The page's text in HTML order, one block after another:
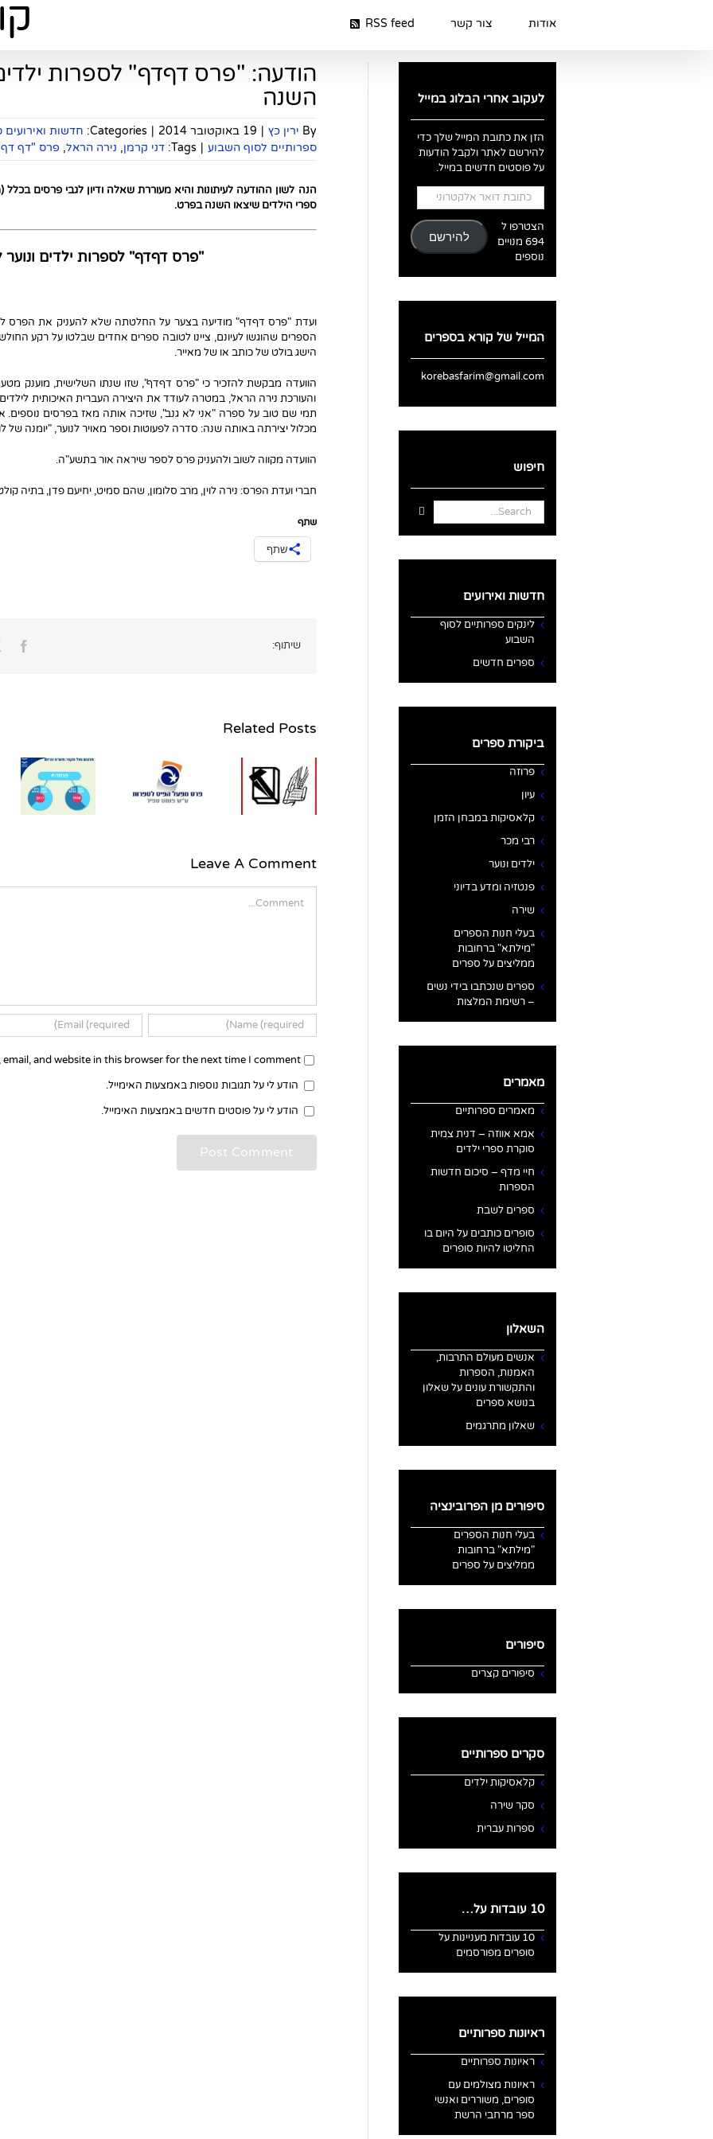
אודות צור קשר RSS feed
הודעה: "פרס דףדף" לספרות ילדים
השנה
By ירין כץ | 19 באוקטובר 2014 |
Categories: חדשות
ספרותיים לסוף השבוע |
Tags: דני קרמן, נירה הראל, פרס "דף
הנה לשון ההודעה לעיתונות והיא מעוררת שאלה ודיון לגבי פרסים
ספרי הילדים שיצאו השנה בפרט.
"פרס דףדף" לספרות ילדים ונוער
הספרים שהוגשו לעיונם, ציינו לטובה ספרים אחדים שבלטו על רקע
הישג בולט של כותב או של מאייר.
הוועדה מבקשת להזכיר כי "פרס דףדף", שזו שנתו השלישית, מוענק
והעורכת נירה הראל, במטרה לעודד את היצירה העברית האיכותית
תמי שם טוב על ספרה "אני לא גנב", שזיכה אותה מאז בפרסים נוספים.
מכלול יצירתה באותה שנה: סדרה לפעוטות וספר מאויר לנוער, "יומנה של
הוועדה מקווה לשוב ולהעניק פרס לספר שיראה אור בתשע"ה.
חברי ועדת הפרס: נירה לוין, מרב סלומון, שהם סמיט, יחיעם פדן, בתיה
שתף
שתף
שיתוף:
Related Postsנגה אלבלך
למנכ"לית
הקיבוץ
פרופ' עוזי
שביט
נבחרה
הרשימה
הארוכה של
Leave A Comment
email, and website in this browser for the next time I comment.
הודע לי על תגובות נוספות באמצעות האימייל.
הודע לי על פוסטים חדשים באמצעות האימייל.
לעקוב אחרי הבלוג במייל
הזן את כתובת המייל שלך כדי
להירשם לאתר ולקבל הודעות
על פוסטים חדשים במייל.
כתובת
דואר
אלקטרוני
להירשם
הצטרפו ל
694 מנויים
נוספים
המייל של קורא בספרים
korebasfarim@gmail.com
חיפוש
Search
for:
חדשות ואירועים
לינקים ספרותיים לסוף
השבוע
ספרים חדשים
ביקורת ספרים
פרוזה
עיון
קלאסיקות במבחן הזמן
רבי מכר
ילדים ונוער
פנטזיה ומדע בדיוני
שירה
בעלי חנות הספרים
"מילתא" ברחובות
ממליצים על ספרים
ספרים שנכתבו בידי נשים
– רשימת המלצות
מאמרים
מאמרים ספרותיים
אמא אווזה – דנית צמית
סוקרת ספרי ילדים
חיי מדף – סיכום חדשות
הספרות
ספרים לשבת
סופרים כותבים על היום בו
החליטו להיות סופרים
השאלון
אנשים מעולם התרבות,
האמנות, הספרות
והתקשורת עונים על שאלון
בנושא ספרים
שאלון מתרגמים
סיפורים מן הפרובינציה
בעלי חנות הספרים
"מילתא" ברחובות
ממליצים על ספרים
סיפורים
סיפורים קצרים
סקרים ספרותיים
קלאסיקות ילדים
סקר שירה
ספרות עברית
10 עובדות על…
10 עובדות מעניינות על
סופרים מפורסמים
ראיונות ספרותיים
ראיונות ספרותיים
ראיונות מצולמים עם
סופרים, משוררים ואנשי
ספר מרחבי הרשת